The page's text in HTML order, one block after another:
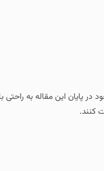
در پایان این مقاله به
کنند.